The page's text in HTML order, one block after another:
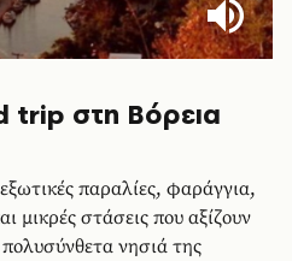
trip στη Βόρεια
παραλίες, φαράγγια,
μικρές στάσεις που αξίζουν
νησιά της